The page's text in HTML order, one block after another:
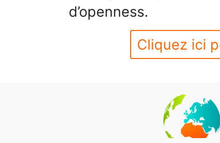
d’openness.
Cliquez ici